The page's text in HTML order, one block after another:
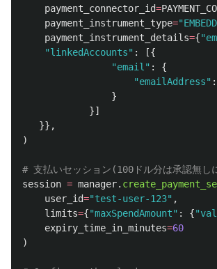
payment_connector_id=
payment_instrument_type="
payment_instrument_details={"
"linkedAccounts" :
[{
"email " :
{
"emailAddress" :
}
}]
}},
)
session = manager.
user_id="test-user-123" ,
limits={"maxSpendAmount" : {"
expiry_time_in_minutes=60
)